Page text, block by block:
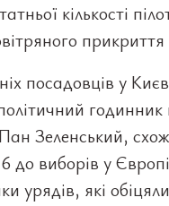
кількості
посадовців у
годинник
Зеленський,
до виборів у
урядів, які обіцяли